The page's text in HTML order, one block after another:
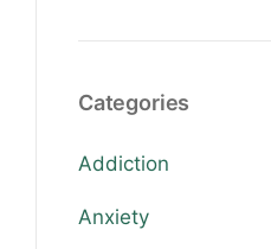
Categories
Addiction
Anxiety